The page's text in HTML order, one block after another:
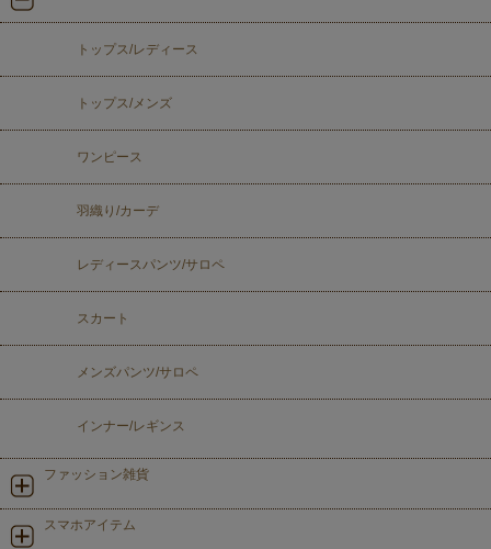
トップス/レディース
トップス/メンズ
ワンピース
羽織り/カーデ
レディースパンツ/サロペ
スカート
メンズパンツ/サロペ
インナー/レギンス
ファッション雑貨
スマホアイテム